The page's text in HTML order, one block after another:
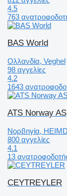
4.5
763
BAS World
Ολλανδία, Veghel
98 αγγελίες
4.2
1643
ATS Norway AS
Νορβηγία,
800 αγγελίες
4.1
13
CEYTREYLER